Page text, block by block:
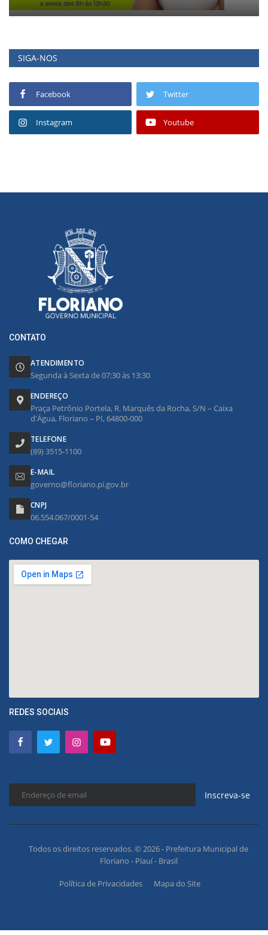
SIGA-NOS
Facebook Twitter
Instagram Youtube
CONTATO
ATENDIMENTO
Segunda à Sexta de 07:30 às 13:30
ENDEREÇO
Praça Petrônio Portela, R. Marquês da Rocha, S/N – Caixa
d'Água, Floriano – PI, 64800-000
TELEFONE
(89) 3515-1100
E-MAIL
governo@floriano.pi.gov.br
CNPJ
06.554.067/0001-54
COMO CHEGAR
REDES SOCIAIS
Inscreva-se
Todos os direitos reservados. © 2026 - Prefeitura Municipal de
Floriano - Piauí - Brasil
Política de Privacidades Mapa do Site